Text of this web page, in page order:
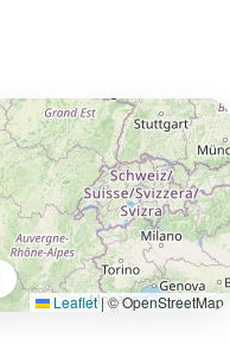
Leaflet |© OpenStreetMap